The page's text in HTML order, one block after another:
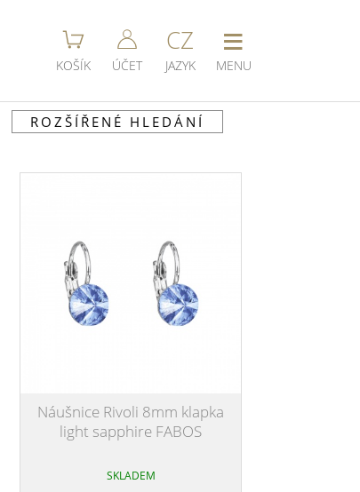
KOŠÍK ÚČET
CZ
JAZYK
≡
MENU
ROZŠÍŘENÉ HLEDÁNÍ
Náušnice Rivoli 8mm klapka
light sapphire FABOS
SKLADEM